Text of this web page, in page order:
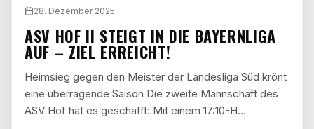
28. Dezember 2025
ASV HOF II STEIGT IN DIE BAYERNLIGA
AUF – ZIEL ERREICHT!
Heimsieg gegen den Meister der Landesliga Süd krönt
eine überragende Saison Die zweite Mannschaft des
ASV Hof hat es geschafft: Mit einem 17:10-H…